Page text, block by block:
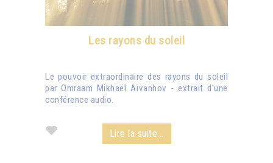
Les rayons du soleil
Le pouvoir extraordinaire des rayons du soleil
par Omraam Mikhaël Aïvanhov - extrait d'une
conférence audio.
Lire la suite...